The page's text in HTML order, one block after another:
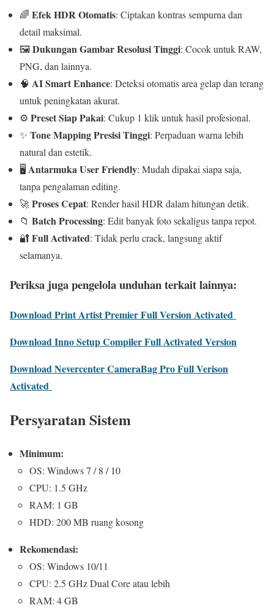
🌈 Efek HDR Otomatis: Ciptakan kontras sempurna dan
detail maksimal.
🖼️Dukungan Gambar Resolusi Tinggi: Cocok untuk RAW,
PNG, dan lainnya.
🧠 AI Smart Enhance: Deteksi otomatis area gelap dan terang
untuk peningkatan akurat.
⚙️ Preset Siap Pakai: Cukup 1 klik untuk hasil profesional.
✨ Tone Mapping Presisi Tinggi: Perpaduan warna lebih
natural dan estetik.
🖥️Antarmuka User Friendly: Mudah dipakai siapa saja,
tanpa pengalaman editing.
🚀Proses Cepat: Render hasil HDR dalam hitungan detik.
📁 Batch Processing: Edit banyak foto sekaligus tanpa repot.
🔐 Full Activated: Tidak perlu crack, langsung aktif
selamanya.
Periksa juga pengelola unduhan terkait lainnya:
Download Print Artist Premier Full Version Activated
Download Inno Setup Compiler Full Activated Version
Download Nevercenter CameraBag Pro Full Verison
Activated
Persyaratan Sistem
Minimum:
OS: Windows 7 / 8 / 10
CPU: 1.5 GHz
RAM: 1 GB
HDD: 200 MB ruang kosong
Rekomendasi:
OS: Windows 10/11
CPU: 2.5 GHz Dual Core atau lebih
RAM: 4 GB